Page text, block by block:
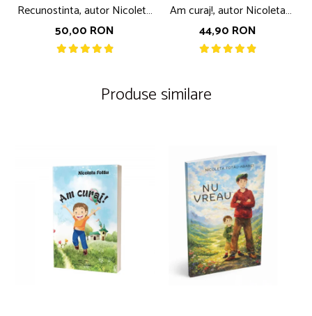
Recunostinta, autor Nicoleta
Fotau
50,00 RON
Am curaj!, autor Nicoleta
Fotau
44,90 RON
Produse similare